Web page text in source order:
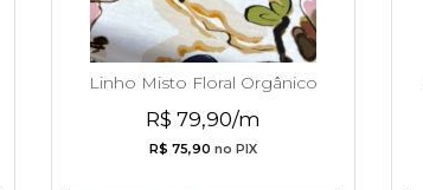
Linho Misto Floral Orgânico
R$ 79,90/m
R$ 75,90 no PIX